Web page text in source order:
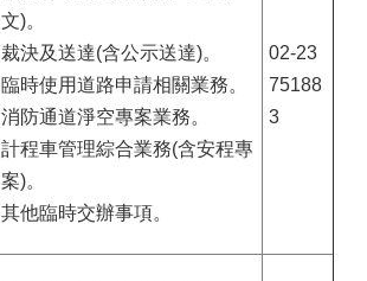
文)。
裁決及送達(含公示送達)。
臨時使用道路申請相關業務。
消防通道淨空專案業務。
計程車管理綜合業務(含安程專
案)。
其他臨時交辦事項。
02-23
75188
3